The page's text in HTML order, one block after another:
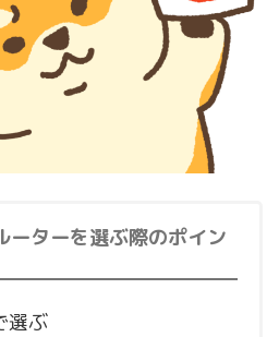
ーターを選ぶ際のポイン
選ぶ